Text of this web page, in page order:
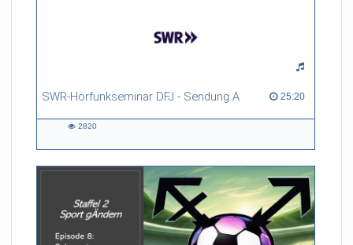
SWR-Hörfunkseminar DFJ - Sendung A 25:20
25:20 duration
2820